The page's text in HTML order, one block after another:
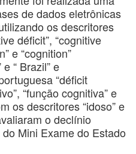
de dados eletrônicas
os descritores
déficit”, “cognitive
e “cognition”
“ Brazil” e
“déficit
“função cognitiva” e
os descritores “idoso” e
o declínio
Mini Exame do Estado